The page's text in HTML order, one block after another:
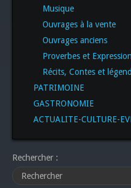
Musique
Ouvrages à la vente
Ouvrages anciens
Proverbes et
Récits, Contes et
PATRIMOINE
GASTRONOMIE
ACTUALITE-CULTURE-
Rechercher :